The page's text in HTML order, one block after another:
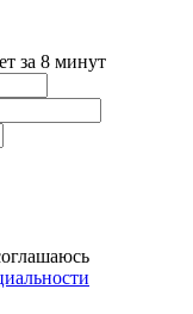
за 8 минут